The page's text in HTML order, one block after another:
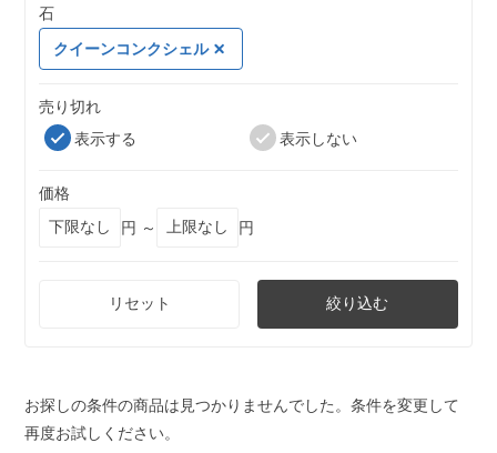
石
クイーンコンクシェル
売り切れ
表示する
表示しない
価格
円 ～
円
リセット 絞り込む
お探しの条件の商品は見つかりませんでした。条件を変更して
再度お試しください。